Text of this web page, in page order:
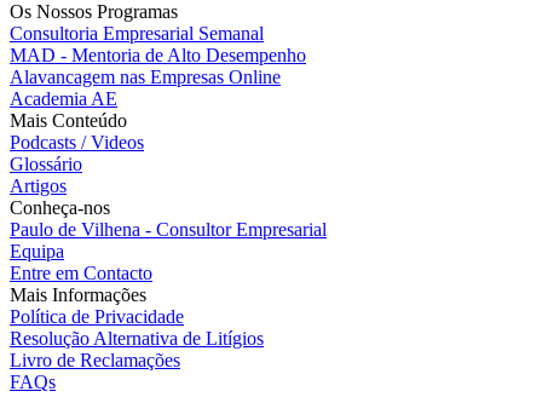
Os Nossos Programas
Consultoria Empresarial Semanal
MAD - Mentoria de Alto Desempenho
Alavancagem nas Empresas Online
Academia AE
Mais Conteúdo
Podcasts / Videos
Glossário
Artigos
Conheça-nos
Paulo de Vilhena - Consultor Empresarial
Equipa
Entre em Contacto
Mais Informações
Política de Privacidade
Resolução Alternativa de Litígios
Livro de Reclamações
FAQs